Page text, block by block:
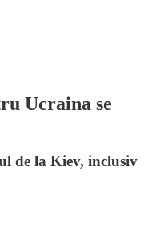
Ucraina se
de la Kiev, inclusiv